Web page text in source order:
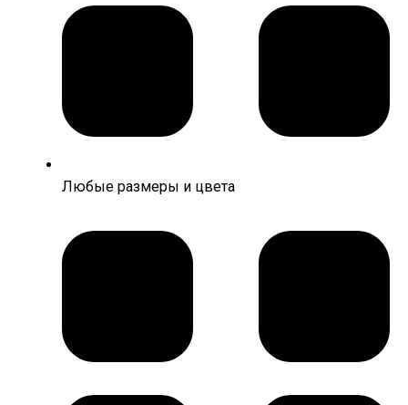
Любые размеры и цвета